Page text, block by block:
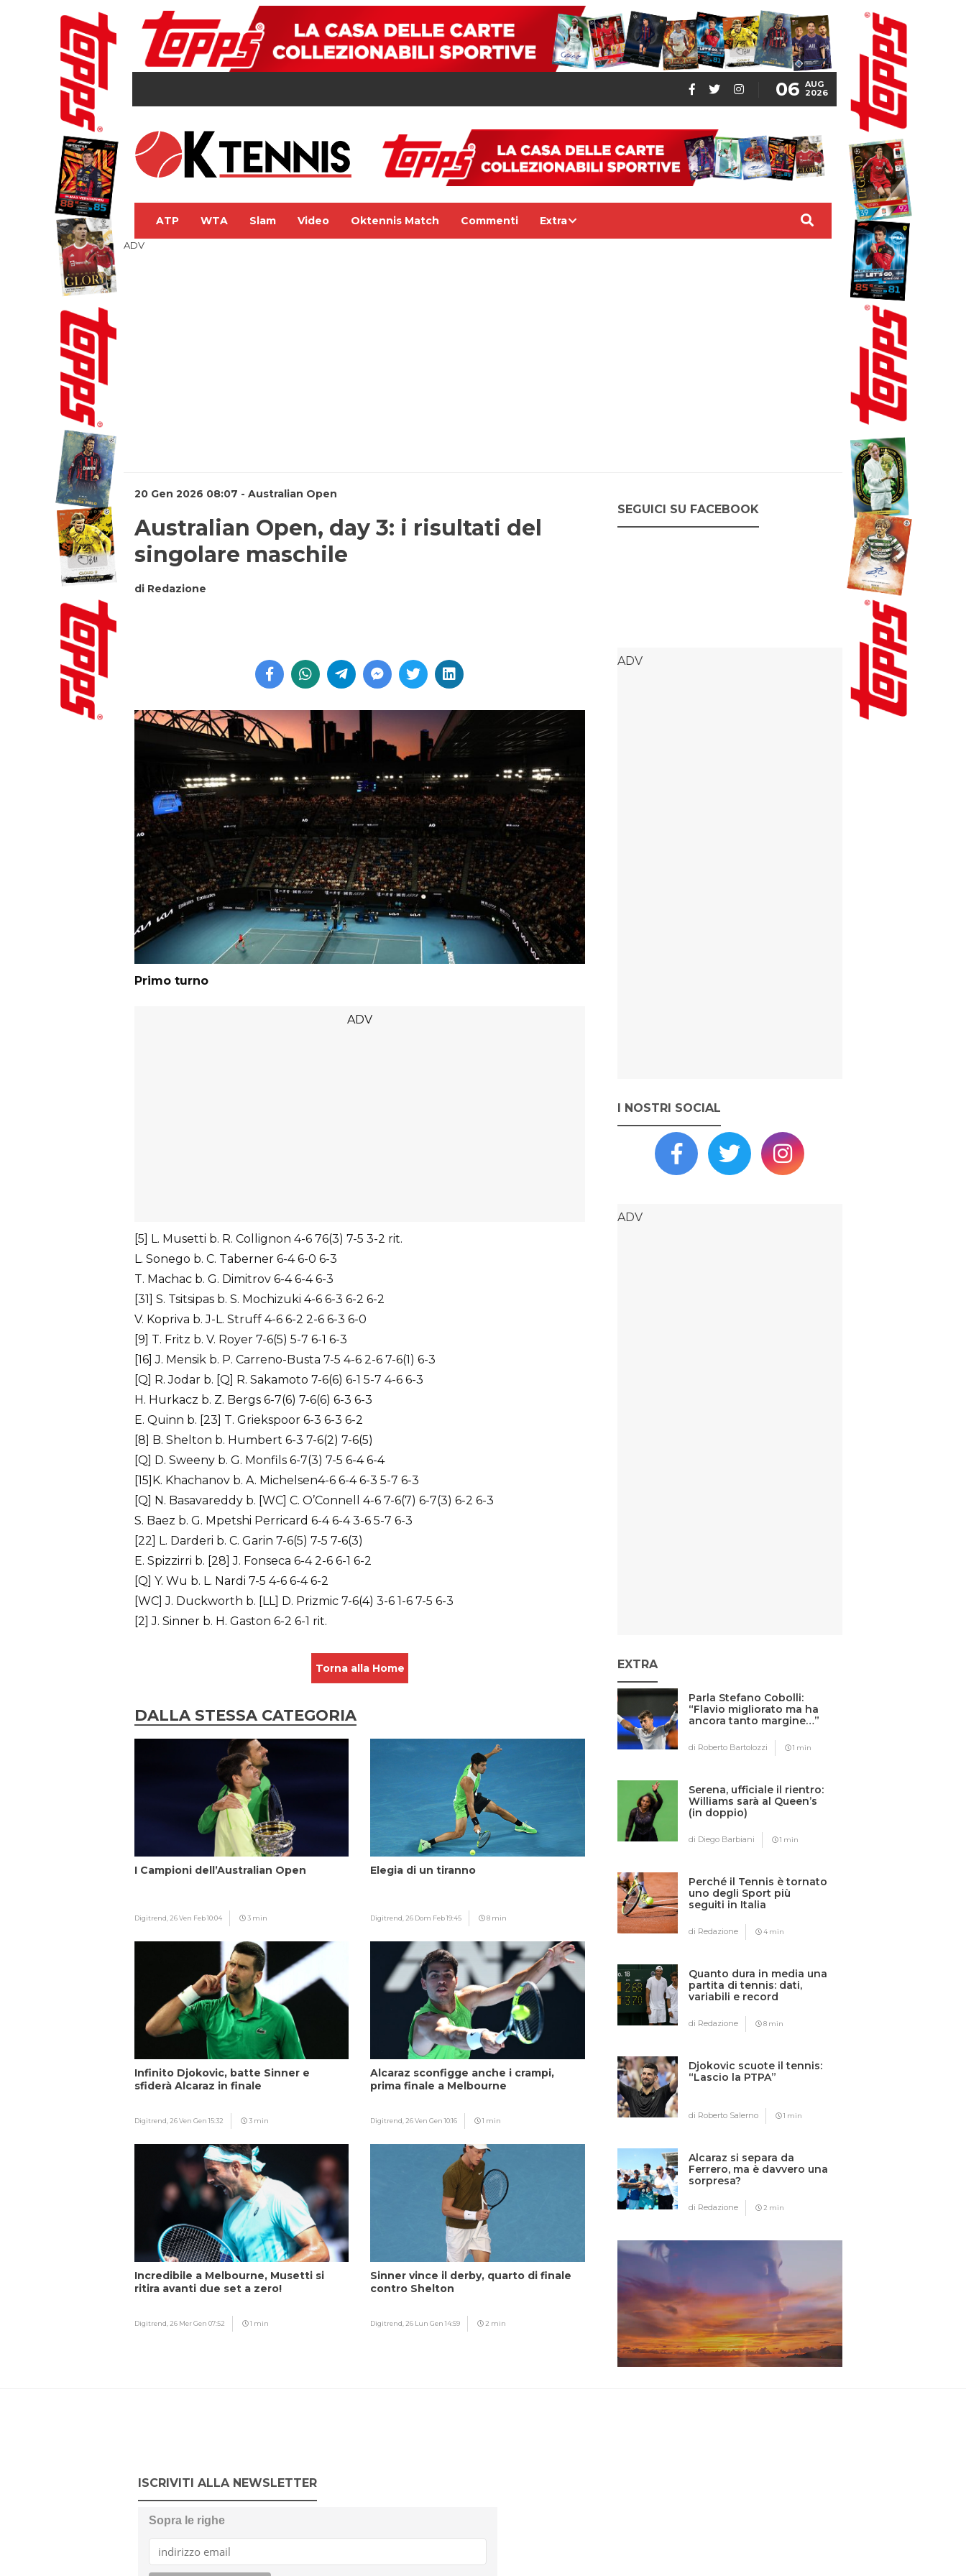
06 AUG
2026
ATP WTA Slam Video Oktennis Match Commenti Extra
20 Gen 2026 08:07 - Australian Open
Australian Open, day 3: i risultati del
singolare maschile
di Redazione
Primo turno
[5] L. Musetti b. R. Collignon 4-6 76(3) 7-5 3-2 rit.
L. Sonego b. C. Taberner 6-4 6-0 6-3
T. Machac b. G. Dimitrov 6-4 6-4 6-3
[31] S. Tsitsipas b. S. Mochizuki 4-6 6-3 6-2 6-2
V. Kopriva b. J-L. Struff 4-6 6-2 2-6 6-3 6-0
[9] T. Fritz b. V. Royer 7-6(5) 5-7 6-1 6-3
[16] J. Mensik b. P. Carreno-Busta 7-5 4-6 2-6 7-6(1) 6-3
[Q] R. Jodar b. [Q] R. Sakamoto 7-6(6) 6-1 5-7 4-6 6-3
H. Hurkacz b. Z. Bergs 6-7(6) 7-6(6) 6-3 6-3
E. Quinn b. [23] T. Griekspoor 6-3 6-3 6-2
[8] B. Shelton b. Humbert 6-3 7-6(2) 7-6(5)
[Q] D. Sweeny b. G. Monfils 6-7(3) 7-5 6-4 6-4
[15]K. Khachanov b. A. Michelsen4-6 6-4 6-3 5-7 6-3
[Q] N. Basavareddy b. [WC] C. O’Connell 4-6 7-6(7) 6-7(3) 6-2 6-3
S. Baez b. G. Mpetshi Perricard 6-4 6-4 3-6 5-7 6-3
[22] L. Darderi b. C. Garin 7-6(5) 7-5 7-6(3)
E. Spizzirri b. [28] J. Fonseca 6-4 2-6 6-1 6-2
[Q] Y. Wu b. L. Nardi 7-5 4-6 6-4 6-2
[WC] J. Duckworth b. [LL] D. Prizmic 7-6(4) 3-6 1-6 7-5 6-3
[2] J. Sinner b. H. Gaston 6-2 6-1 rit.
Torna alla Home
DALLA STESSA CATEGORIA
I Campioni dell’Australian Open
Digitrend, 26 Ven Feb 10:04 3 min
Elegia di un tiranno
Digitrend, 26 Dom Feb 19:45 8 min
Infinito Djokovic, batte Sinner e
sfiderà Alcaraz in finale
Digitrend, 26 Ven Gen 15:32 3 min
Alcaraz sconfigge anche i crampi,
prima finale a Melbourne
Digitrend, 26 Ven Gen 10:16 1 min
Incredibile a Melbourne, Musetti si
ritira avanti due set a zero!
Digitrend, 26 Mer Gen 07:52 1 min
Sinner vince il derby, quarto di finale
contro Shelton
Digitrend, 26 Lun Gen 14:59 2 min
SEGUICI SU FACEBOOK
I NOSTRI SOCIAL
EXTRA
Parla Stefano Cobolli:
“Flavio migliorato ma ha
ancora tanto margine…”
di Roberto Bartolozzi 1 min
Serena, ufficiale il rientro:
Williams sarà al Queen’s
(in doppio)
di Diego Barbiani 1 min
Perché il Tennis è tornato
uno degli Sport più
seguiti in Italia
di Redazione 4 min
Quanto dura in media una
partita di tennis: dati,
variabili e record
di Redazione 8 min
Djokovic scuote il tennis:
“Lascio la PTPA”
di Roberto Salerno 1 min
Alcaraz si separa da
Ferrero, ma è davvero una
sorpresa?
di Redazione 2 min
ISCRIVITI ALLA NEWSLETTER
Sopra le righe